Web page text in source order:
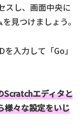
スし、画面中央に
見つけましょう。
入力して「Go」
Scratchエディタと
様々な設定をいじ